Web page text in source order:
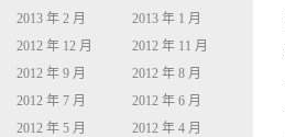
2013 年 2 月
2013 年 1 月
2012 年 12 月
2012 年 11 月
2012 年 9 月
2012 年 8 月
2012 年 7 月
2012 年 6 月
2012 年 5 月
2012 年 4 月